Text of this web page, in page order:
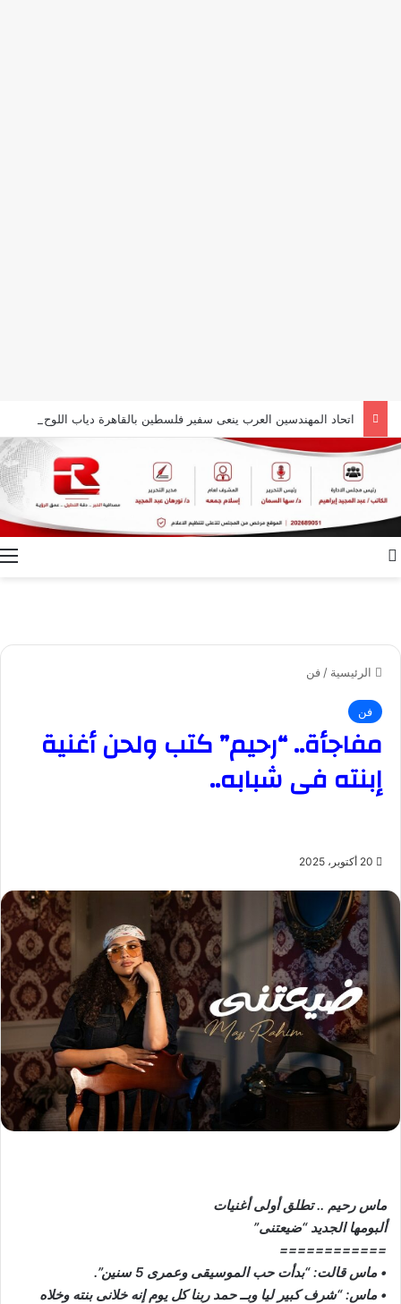
الرئيسية / فن
فن
مفاجأة.. “رحيم” كتب ولحن أغنية
إبنته فى شبابه..
20 أكتوبر، 2025
ماس رحيم .. تطلق أولى أغنيات
ألبومها الجديد “ضيعتنى”
============
• ماس قالت: “بدأت حب الموسيقى وعمرى 5 سنين”.
• ماس: “شرف كبير ليا وبــ حمد ربنا كل يوم إنه خلانى بنته وخلاه